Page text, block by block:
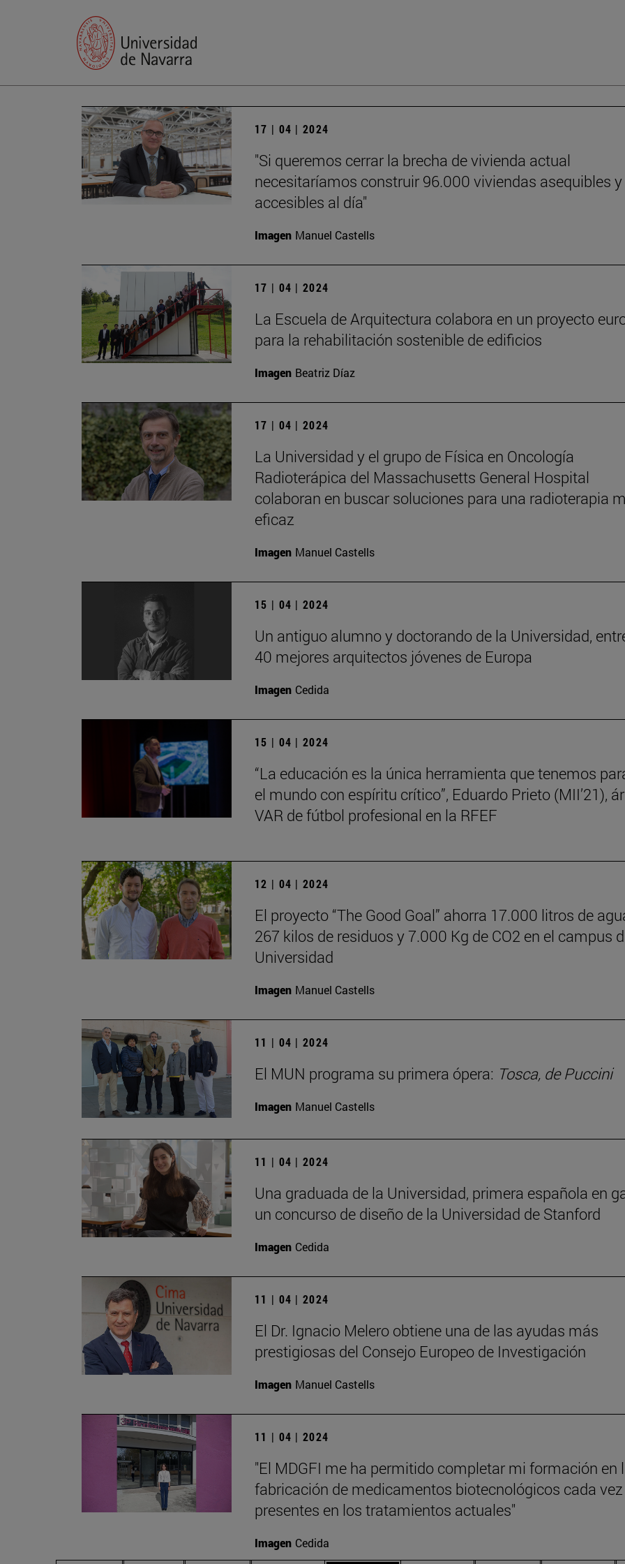
17 | 04 | 2024
"Si queremos cerrar la brecha de vivienda actual
necesitaríamos construir 96.000 viviendas asequibles y
accesibles al día"
Imagen Manuel Castells
17 | 04 | 2024
La Escuela de Arquitectura colabora en un proyecto
para la rehabilitación sostenible de edificios
Imagen Beatriz Díaz
17 | 04 | 2024
La Universidad y el grupo de Física en Oncología
Radioterápica del Massachusetts General Hospital
colaboran en buscar soluciones para una radioterapia
eficaz
Imagen Manuel Castells
15 | 04 | 2024
Un antiguo alumno y doctorando de la Universidad,
40 mejores arquitectos jóvenes de Europa
Imagen Cedida
15 | 04 | 2024
“La educación es la única herramienta que tenemos
el mundo con espíritu crítico”, Eduardo Prieto (MII’21),
VAR de fútbol profesional en la RFEF
12 | 04 | 2024
El proyecto “The Good Goal” ahorra 17.000 litros de
267 kilos de residuos y 7.000 Kg de CO2 en el campus
Universidad
Imagen Manuel Castells
11 | 04 | 2024
El MUN programa su primera ópera: Tosca, de Puccini
Imagen Manuel Castells
11 | 04 | 2024
Una graduada de la Universidad, primera española en
un concurso de diseño de la Universidad de Stanford
Imagen Cedida
11 | 04 | 2024
El Dr. Ignacio Melero obtiene una de las ayudas más
prestigiosas del Consejo Europeo de Investigación
Imagen Manuel Castells
11 | 04 | 2024
"El MDGFI me ha permitido completar mi formación en
fabricación de medicamentos biotecnológicos cada
presentes en los tratamientos actuales"
Imagen Cedida